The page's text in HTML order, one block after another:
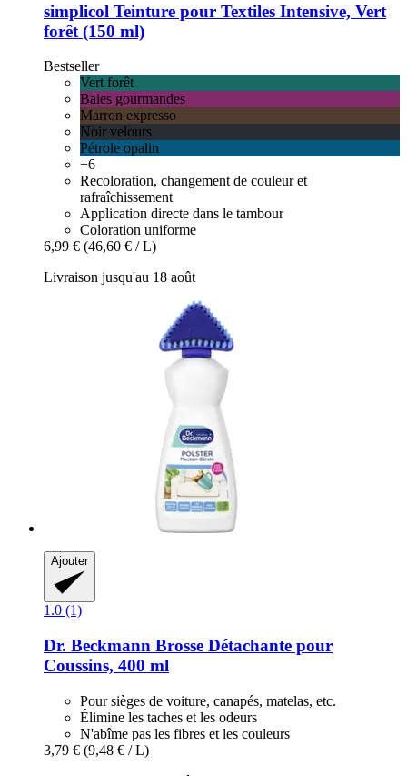
simplicol Teinture pour Textiles Intensive, Vert
forêt (150 ml)
Bestseller
Vert forêt
Baies gourmandes
Marron expresso
Noir velours
Pétrole opalin
+6
Recoloration, changement de couleur et
rafraîchissement
Application directe dans le tambour
Coloration uniforme
6,99 € (46,60 € / L)
Livraison jusqu'au 18 août
Ajouter
1.0 (1)
Dr. Beckmann Brosse Détachante pour
Coussins, 400 ml
Pour sièges de voiture, canapés, matelas, etc.
Élimine les taches et les odeurs
N'abîme pas les fibres et les couleurs
3,79 € (9,48 € / L)